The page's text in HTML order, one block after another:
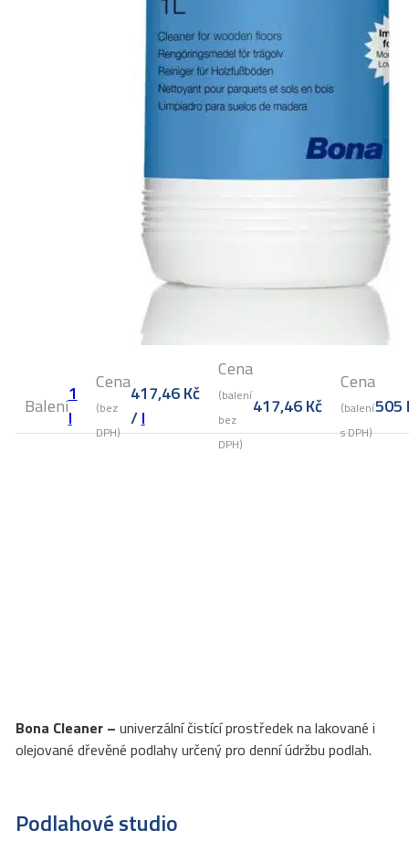
Balení1
l
Cena
(bez
DPH)
417,46Kč
/l
Cena
(balení
bez
DPH)
417,46Kč
Cena
(balení
s DPH)
505
Bona Cleaner – univerzální čistící prostředek na lakované i
olejované dřevěné podlahy určený pro denní údržbu podlah.
Podlahové studio